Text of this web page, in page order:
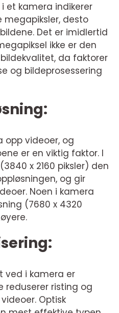
et kamera indikerer
megapiksler, desto
Det er imidlertid
ikke er den
da faktorer
og bildeprosessering
opp videoer, og
er en viktig faktor. I
x 2160 piksler) den
og gir
Noen i kamera
(7680 x 4320
ved i kamera er
reduserer risting og
Optisk